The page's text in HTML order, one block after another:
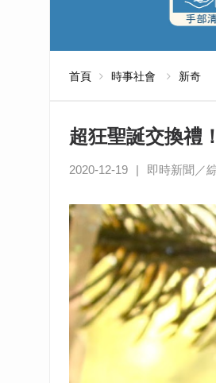
首頁 時事社會 新奇
超狂聖誕交換禮
2020-12-19 | 即時新聞／